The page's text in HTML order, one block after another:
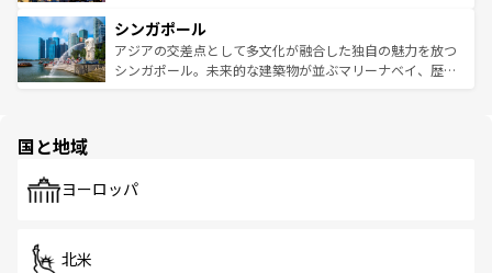
参照してほしい。
激する。気候は一年中温暖で、どの季節にも異なる楽しみ
が待っている。親しみやすいタイの人々、仏教を中心とし
た文化、そして多様な観光資源が、訪れる旅人を魅了し続
み、どこを訪れても感動するはず。観光スポットが密集し
ており、効率よく見どころを回れるのも魅力。息をのむよ
うな絶景から文化的な体験まで、香港を存分に楽しみ尽く
シンガポール
アジアの交差点として多文化が融合した独自の魅力を放つ
シンガポール。未来的な建築物が並ぶマリーナベイ、歴史
で、ホーカーズは地元の風情を楽しめる外せないスポット
国と地域
ヨーロッパ
北米